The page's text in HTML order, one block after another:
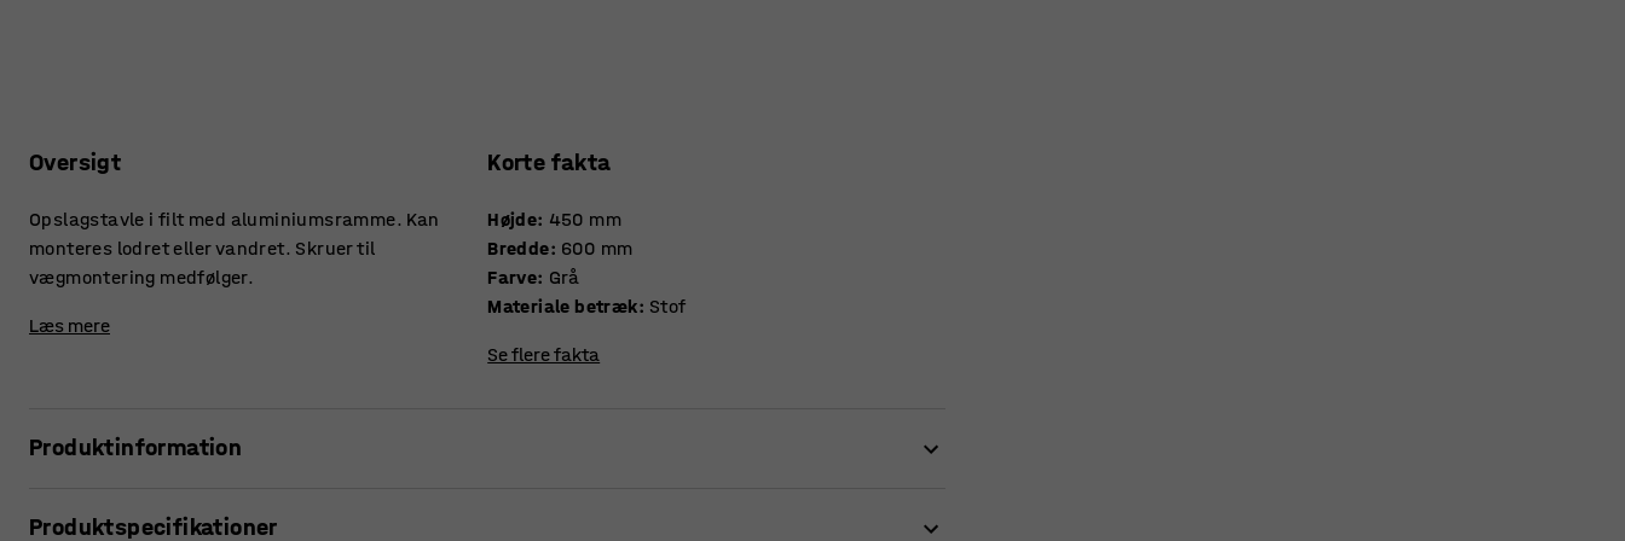
Oversigt
Opslagstavle i filt med aluminiumsramme. Kan
monteres lodret eller vandret. Skruer til
vægmontering medfølger.
Læs mere
Korte fakta
Højde: 450 mm
Bredde: 600 mm
Farve: Grå
Materiale betræk: Stof
Se flere fakta
Produktinformation
presses igennem filtoverfladen, som fås i et udvalg af farver, så du kan matche tavlen med resten af
Produktspecifikationer